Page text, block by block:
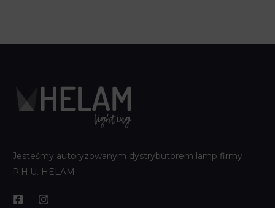
Jesteśmy autoryzowanym dystrybutorem lamp firmy
P.H.U. HELAM